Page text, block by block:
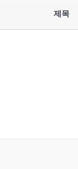
제목